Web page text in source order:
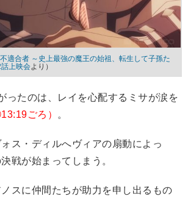
不適合者 ～史上最強の魔王の始祖、転生して子孫た
上映会より）
たのは、レイを心配するミサが涙を
ごろ） 。
ス・ディルへヴィアの扇動によっ
戦が始まってしまう。
スに仲間たちが助力を申し出るもの